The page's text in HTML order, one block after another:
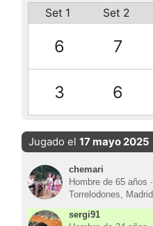
Set 1 Set 2
6 7
3 6
Jugado el17 mayo 2025
chemari
Hombre de 65 años ·
Torrelodones, Madrid
sergi91